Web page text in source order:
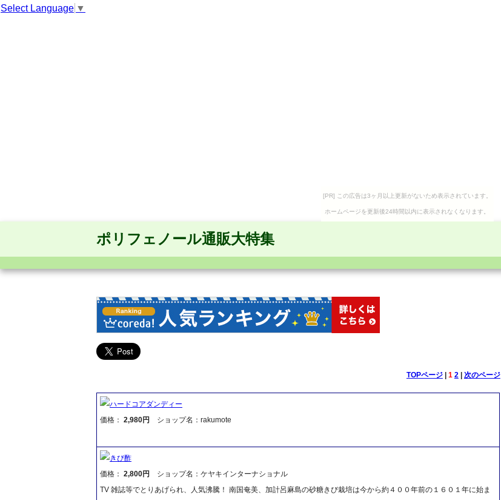
Select Language ▼
[PR] この広告は3ヶ月以上更新がないため表示されています。
ホームページを更新後24時間以内に表示されなくなります。
ポリフェノール通販大特集
TOPページ| 1 2| 次のページ
ハードコアダンディー
価格： 2,980円 ショップ名：rakumote
きび酢
価格： 2,800円
ショップ名：ケヤキインターナショナル
TV 雑誌等でとりあげられ、人気沸騰！ 南国奄美、加計呂麻島の砂糖きび栽培は今から約４００年前の１６０１年に始ま